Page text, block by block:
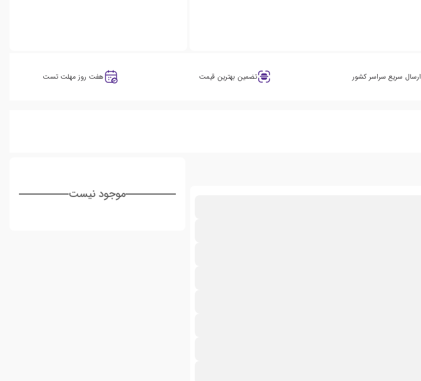
ارسال سریع سراسر کشور تضمین بهترین قیمت هفت روز مهلت تست
موجود نیست